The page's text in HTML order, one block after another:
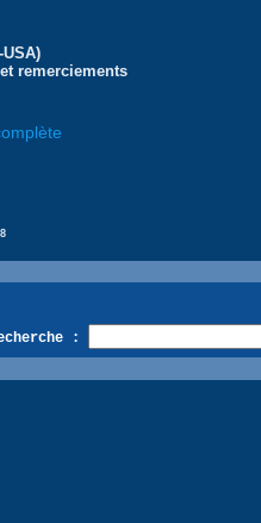
USA)
remerciements
: